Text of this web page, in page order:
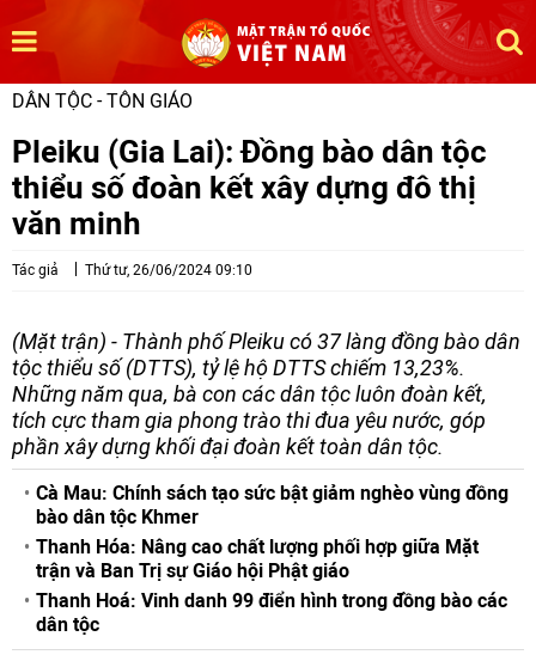
DÂN TỘC - TÔN GIÁO
Pleiku (Gia Lai): Đồng bào dân tộc
thiểu số đoàn kết xây dựng đô thị
văn minh
Tác giả Thứ tư, 26/06/2024 09:10
(Mặt trận) - Thành phố Pleiku có 37 làng đồng bào dân
tộc thiểu số (DTTS), tỷ lệ hộ DTTS chiếm 13,23%.
Những năm qua, bà con các dân tộc luôn đoàn kết,
tích cực tham gia phong trào thi đua yêu nước, góp
phần xây dựng khối đại đoàn kết toàn dân tộc.
Cà Mau: Chính sách tạo sức bật giảm nghèo vùng đồng
bào dân tộc Khmer
Thanh Hóa: Nâng cao chất lượng phối hợp giữa Mặt
trận và Ban Trị sự Giáo hội Phật giáo
Thanh Hoá: Vinh danh 99 điển hình trong đồng bào các
dân tộc